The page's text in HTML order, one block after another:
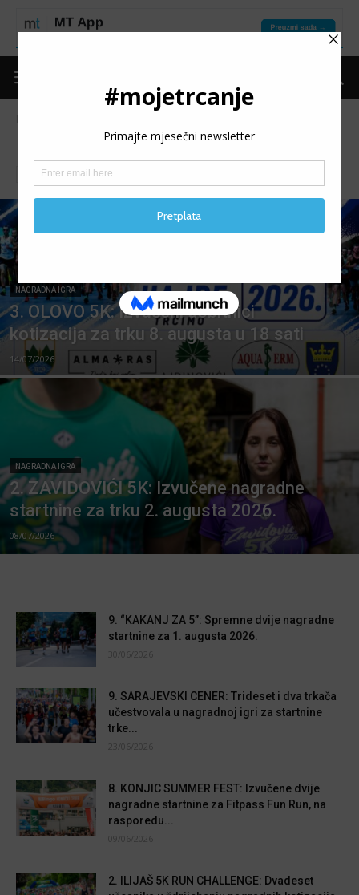
NAGRADNA IGRA
audio podcast Mape
NAGRADNA IGRA
3. OLOVO 5K: Izvučeni dobitnici
kotizacija za trku 8. augusta u 18 sati
14/07/2026
NAGRADNA IGRA
2. ZAVIDOVIĆI 5K: Izvučene nagradne
startnine za trku 2. augusta 2026.
08/07/2026
9. “KAKANJ ZA 5”: Spremne dvije nagradne
startnine za 1. augusta 2026.
30/06/2026
9. SARAJEVSKI CENER: Trideset i dva trkača
učestvovala u nagradnoj igri za startnine
trke...
23/06/2026
8. KONJIC SUMMER FEST: Izvučene dvije
nagradne startnine za Fitpass Fun Run, na
rasporedu...
09/06/2026
2. ILIJAŠ 5K RUN CHALLENGE: Dvadeset